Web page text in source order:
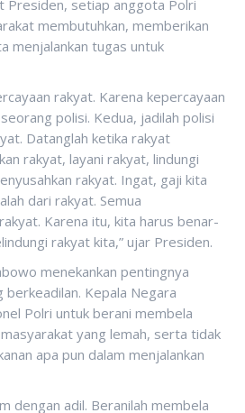
Presiden, setiap anggota Polri
membutuhkan, memberikan
menjalankan tugas untuk
rakyat. Karena kepercayaan
polisi. Kedua, jadilah polisi
Datanglah ketika rakyat
rakyat, layani rakyat, lindungi
rakyat. Ingat, gaji kita
dari rakyat. Semua
Karena itu, kita harus benar-
rakyat kita,” ujar Presiden.
menekankan pentingnya
berkeadilan. Kepala Negara
Polri untuk berani membela
yang lemah, serta tidak
apa pun dalam menjalankan
dengan adil. Beranilah membela